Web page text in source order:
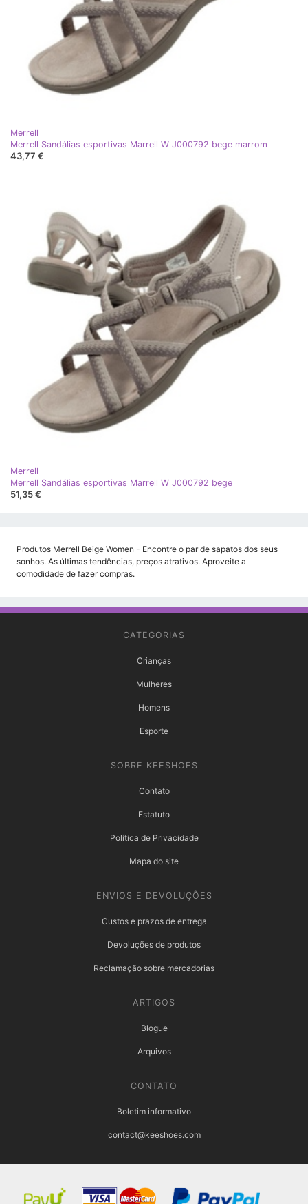
Merrell
Merrell Sandálias esportivas Marrell W J000792 bege marrom
43,77 €
Merrell
Merrell Sandálias esportivas Marrell W J000792 bege
51,35 €
Produtos Merrell Beige Women - Encontre o par de sapatos dos seus
sonhos. As últimas tendências, preços atrativos. Aproveite a
comodidade de fazer compras.
CATEGORIAS
Crianças
Mulheres
Homens
Esporte
SOBRE KEESHOES
Contato
Estatuto
Política de Privacidade
Mapa do site
ENVIOS E DEVOLUÇÕES
Custos e prazos de entrega
Devoluções de produtos
Reclamação sobre mercadorias
ARTIGOS
Blogue
Arquivos
CONTATO
Boletim informativo
contact@keeshoes.com